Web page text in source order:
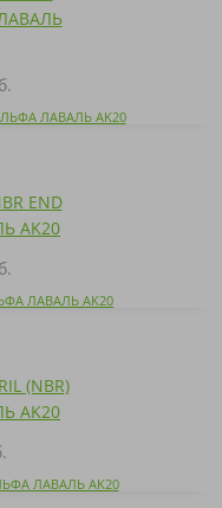
ЛАВАЛЬ AK20
ЛАВАЛЬ AK20
ЛАВАЛЬ AK20